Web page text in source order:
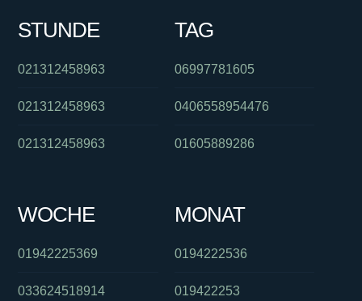
STUNDE
021312458963
021312458963
021312458963
TAG
06997781605
0406558954476
01605889286
WOCHE
01942225369
033624518914
MONAT
0194222536
019422253